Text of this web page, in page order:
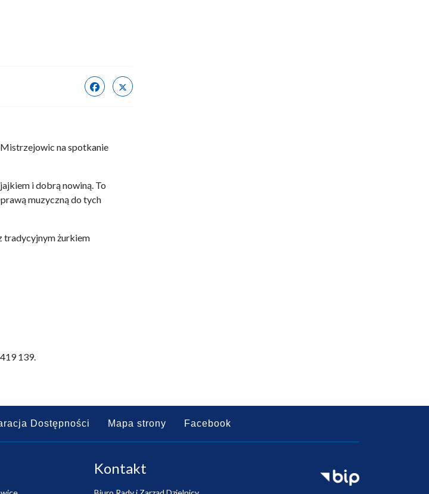
na spotkanie
i dobrą nowiną. To
muzyczną do tych
tradycyjnym żurkiem
139.
Dostępności Mapa strony Facebook
Kontakt